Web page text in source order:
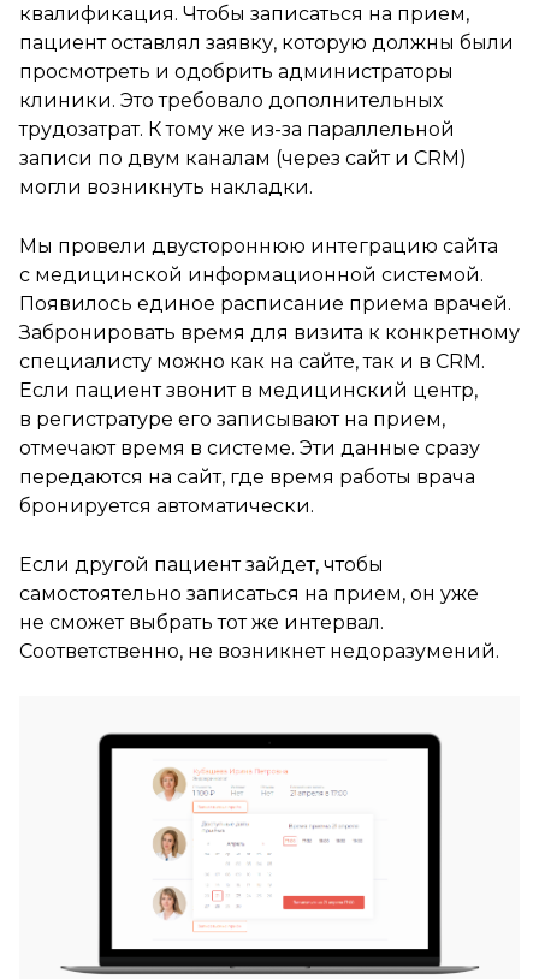
квалификация. Чтобы записаться на прием,
пациент оставлял заявку, которую должны были
просмотреть и одобрить администраторы
клиники. Это требовало дополнительных
трудозатрат. К тому же из-за параллельной
записи по двум каналам (через сайт и CRM)
могли возникнуть накладки.
Мы провели двустороннюю интеграцию сайта
с медицинской информационной системой.
Появилось единое расписание приема врачей.
Забронировать время для визита к конкретному
специалисту можно как на сайте, так и в CRM.
Если пациент звонит в медицинский центр,
в регистратуре его записывают на прием,
отмечают время в системе. Эти данные сразу
передаются на сайт, где время работы врача
бронируется автоматически.
Если другой пациент зайдет, чтобы
самостоятельно записаться на прием, он уже
не сможет выбрать тот же интервал.
Соответственно, не возникнет недоразумений.